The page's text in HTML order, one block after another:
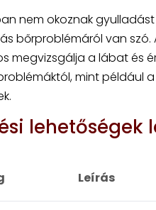
nem okoznak
bőrproblémáról van
megvizsgálja a lábat és
mint például
lehetőségek
Leírás